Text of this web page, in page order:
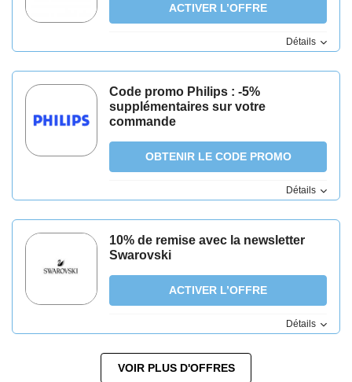
ACTIVER L’OFFRE
Détails
Code promo Philips : -5%
supplémentaires sur votre
commande
OBTENIR LE CODE PROMO
Détails
10% de remise avec la newsletter
Swarovski
ACTIVER L’OFFRE
Détails
VOIR PLUS D'OFFRES